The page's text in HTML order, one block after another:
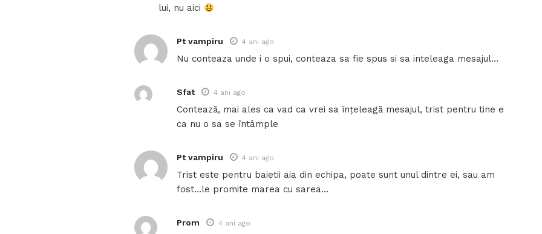
lui, nu aici
Pt vampiru 4 ani ago
Nu conteaza unde i o spui, conteaza sa fie spus si sa inteleaga mesajul…
Sfat 4 ani ago
Contează, mai ales ca vad ca vrei sa înțeleagă mesajul, trist pentru tine e
ca nu o sa se întâmple
Pt vampiru 4 ani ago
Trist este pentru baietii aia din echipa, poate sunt unul dintre ei, sau am
fost…le promite marea cu sarea…
Prom 4 ani ago